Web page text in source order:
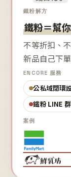
鐵粉解方
鐵粉＝幫
不等折扣、
新品自己下
ENCORE 服務
公私域閉環
鐵粉 LINE
案例